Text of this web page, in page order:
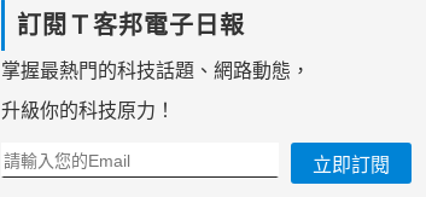
訂閱Ｔ客邦電子日報
掌握最熱門的科技話題、網路動態，
升級你的科技原力！
立即訂閱